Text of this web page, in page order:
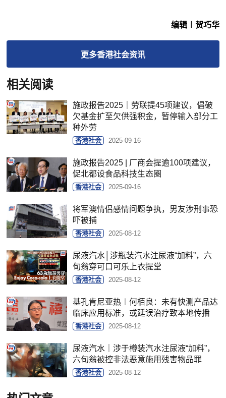
编辑︱贺巧华
更多香港社会资讯
相关阅读
施政报告2025｜劳联提45项建议，倡破
欠基金扩至欠供强积金，暂停输入部分工
种外劳
香港社会 2025-09-16
施政报告2025 | 厂商会提逾100项建议，
促北都设食品科技生态圈
香港社会 2025-09-16
将军澳情侣感情问题争执，男友涉刑事恐
吓被捕
香港社会 2025-08-12
尿液汽水│涉瓶装汽水注尿液“加料”，六
旬翁穿可口可乐上衣提堂
香港社会 2025-08-12
基孔肯尼亚热︱何栢良：未有快测产品达
临床应用标准，或延误治疗致本地传播
香港社会 2025-08-12
尿液汽水｜涉于樽装汽水注尿液“加料”，
六旬翁被控非法恶意施用残害物品罪
香港社会 2025-08-12